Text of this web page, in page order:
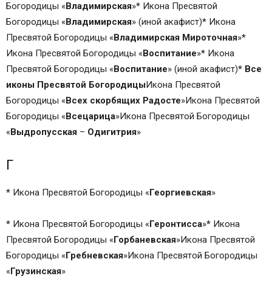
Богородицы «Владимирская»* Икона Пресвятой
Богородицы «Владимирская» (иной акафист)* Икона
Пресвятой Богородицы «Владимирская Мироточная»*
Икона Пресвятой Богородицы «Воспитание»* Икона
Пресвятой Богородицы «Воспитание» (иной акафист)* Все
иконы Пресвятой БогородицыИкона Пресвятой
Богородицы «Всех скорбящих Радосте»Икона Пресвятой
Богородицы «Всецарица»Икона Пресвятой Богородицы
«Выдропусская – Одигитрия»
Г
* Икона Пресвятой Богородицы «Георгиевская»
* Икона Пресвятой Богородицы «Геронтисса»* Икона
Пресвятой Богородицы «Горбаневская»Икона Пресвятой
Богородицы «Гребневская»Икона Пресвятой Богородицы
«Грузинская»